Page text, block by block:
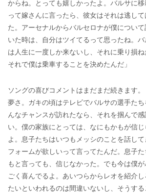
からね。とっても嬉しかったよ。バルサに
って嫁さんに言ったら、彼女はそれは逃し
た。アーセナルからバルセロナが僕につい
いた時は、自分はツイてるって思ったね。
は人生に一度しか来ないし、それに乗り損ね
それで僕は乗車することを決めたんだ」
ソングの喜びコメントはまだまだ続きます
夢さ。ガキの頃はテレビでバルサの選手た
んなチャンスが訪れたなら、それを掴んで
い。僕の家族にとっては、なにもかもが信
よ。息子たちはいつもメッシのことを話し
フォームが欲しいって言ってたんだ。息子
もと言っても、信じなかった。でも今は僕
ごく喜んでるよ。あいつらからレオを紹介
たいといわれるのは間違いないし、そうする